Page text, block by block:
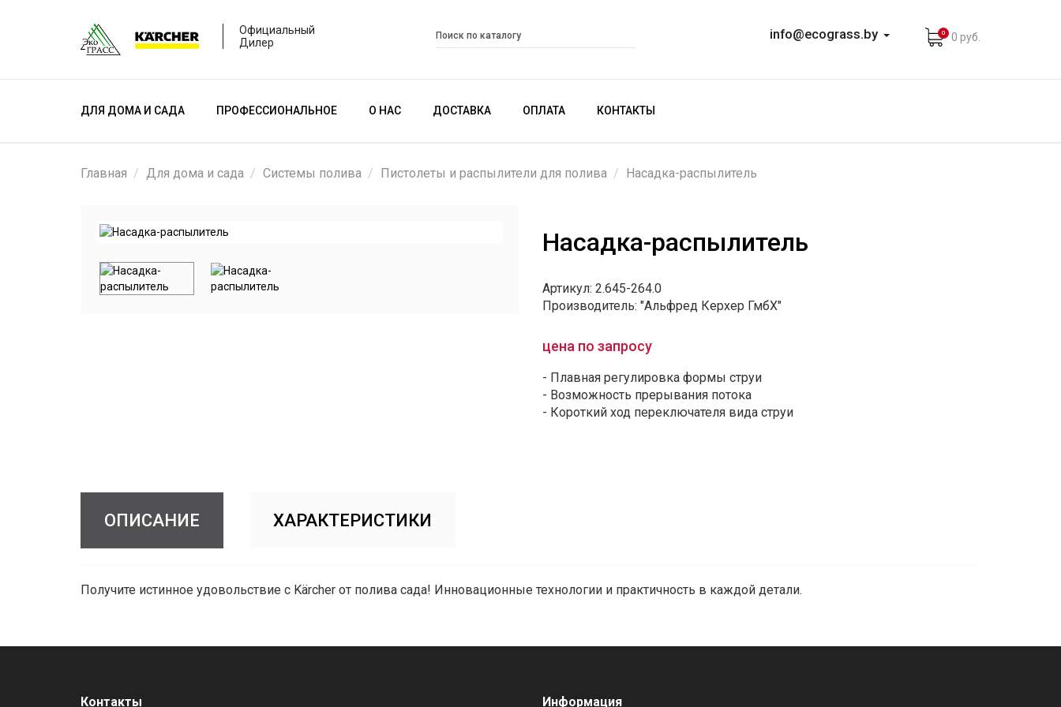
Официальный
Дилер
0 0 руб.
info@ecograss.by
ДЛЯ ДОМА И САДА ПРОФЕССИОНАЛЬНОЕ О НАС ДОСТАВКА ОПЛАТА КОНТАКТЫ
Главная Для дома и сада Системы полива Пистолеты и распылители для полива Насадка-распылитель
Насадка-распылитель
Артикул: 2.645-264.0
Производитель: "Альфред Керхер ГмбХ"
цена по запросу
- Плавная регулировка формы струи
- Возможность прерывания потока
- Короткий ход переключателя вида струи
ОПИСАНИЕ ХАРАКТЕРИСТИКИ
Получите истинное удовольствие с Kärcher от полива сада! Инновационные технологии и практичность в каждой детали.
Контакты Информация